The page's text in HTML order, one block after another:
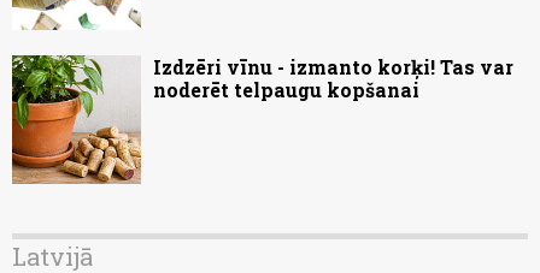
Izdzēri vīnu - izmanto korķi! Tas var
noderēt telpaugu kopšanai
Latvijā